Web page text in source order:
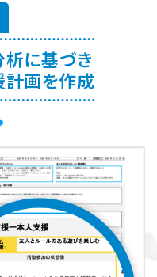
に基づき
画を作成
を通して実証されています。
れ、「毎日のようにあった癇癪
くれなかった宿題をやるように
いています。
テキストに書き込んでいただい
しながら進めます。
子さまに実践していただき、そ
ていきます。
践していただけるように、座学
いきます。